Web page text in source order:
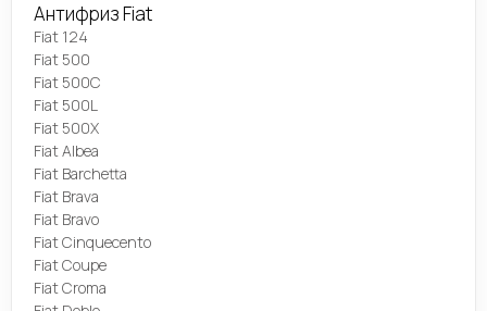
Антифриз Fiat
Fiat 124
Fiat 500
Fiat 500C
Fiat 500L
Fiat 500X
Fiat Albea
Fiat Barchetta
Fiat Brava
Fiat Bravo
Fiat Cinquecento
Fiat Coupe
Fiat Croma